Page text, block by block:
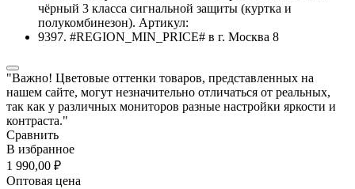
"Важно! Цветовые оттенки товаров, представленных на
нашем сайте, могут незначительно отличаться от реальных,
так как у различных мониторов разные настройки яркости и
контраста."
Сравнить
В избранное
1 990,00 ₽
Оптовая цена